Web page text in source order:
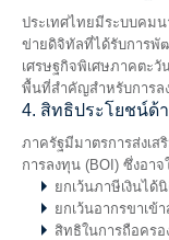
ประเทศไทยมีระบบคม
ข่ายดิจิทัลที่ได้รับการพัฒ
เศรษฐกิจพิเศษภาคตะวั
พื้นที่สำคัญสำหรับการล
4. สิทธิประโยชน์ด้
ภาครัฐมีมาตรการส่งเ
การลงทุน (BOI) ซึ่งอา
ยกเว้นภาษีเงินได้
ยกเว้นอากรขาเข้
สิทธิในการถือคร